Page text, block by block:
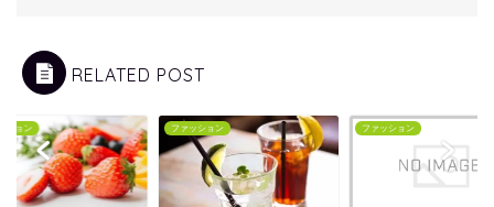
RELATED POST
ション ファッション ファッション